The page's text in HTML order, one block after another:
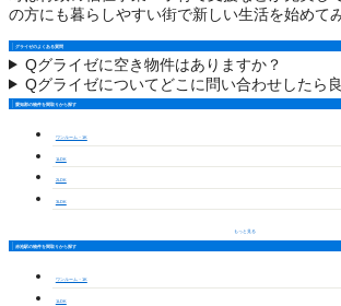
の方にも暮らしやすい街で新しい生活を始めて
グライゼのよくある質問
Qグライゼに空き物件はありますか？
Qグライゼについてどこに問い合わせしたら
愛知郡の物件を間取りから探す
ワンルーム・1K
1LDK
2LDK
3LDK
もっと見る
赤池駅の物件を間取りから探す
ワンルーム・1K
1LDK